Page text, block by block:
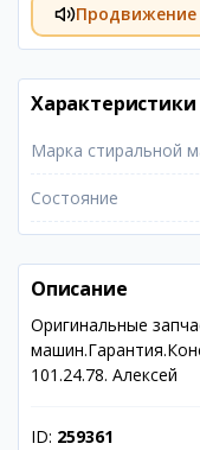
Продвижение
Характеристики
Марка стиральной
Состояние
Описание
Оригинальные
101.24.78. Алексей
ID: 259361